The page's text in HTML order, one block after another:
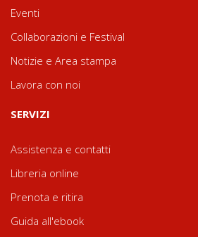
Eventi
Collaborazioni e Festival
Notizie e Area stampa
Lavora con noi
SERVIZI
Assistenza e contatti
Libreria online
Prenota e ritira
Guida all'ebook